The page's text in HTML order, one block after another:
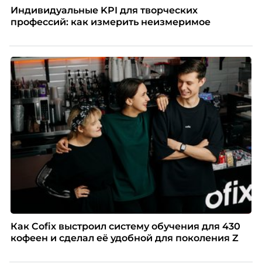
Индивидуальные KPI для творческих
профессий: как измерить неизмеримое
Как Cofix выстроил систему обучения для 430
кофеен и сделал её удобной для поколения Z